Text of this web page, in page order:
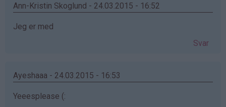
Ann-Kristin Skoglund - 24.03.2015 - 16:52
Jeg er med
Svar
Ayeshaaa - 24.03.2015 - 16:53
Yeeesplease (: